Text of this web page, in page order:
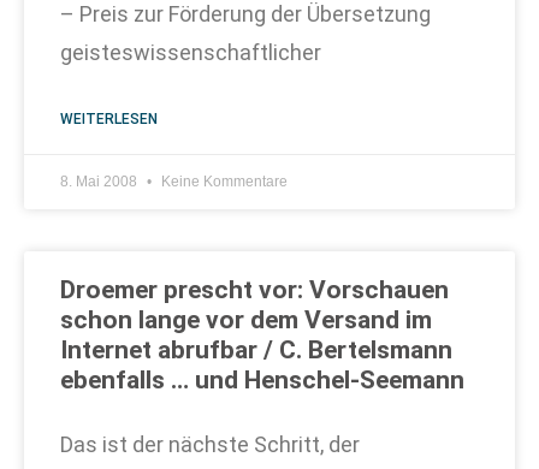
– Preis zur Förderung der Übersetzung
geisteswissenschaftlicher
WEITERLESEN
8. Mai 2008 Keine Kommentare
Droemer prescht vor: Vorschauen
schon lange vor dem Versand im
Internet abrufbar / C. Bertelsmann
ebenfalls … und Henschel-Seemann
Das ist der nächste Schritt, der